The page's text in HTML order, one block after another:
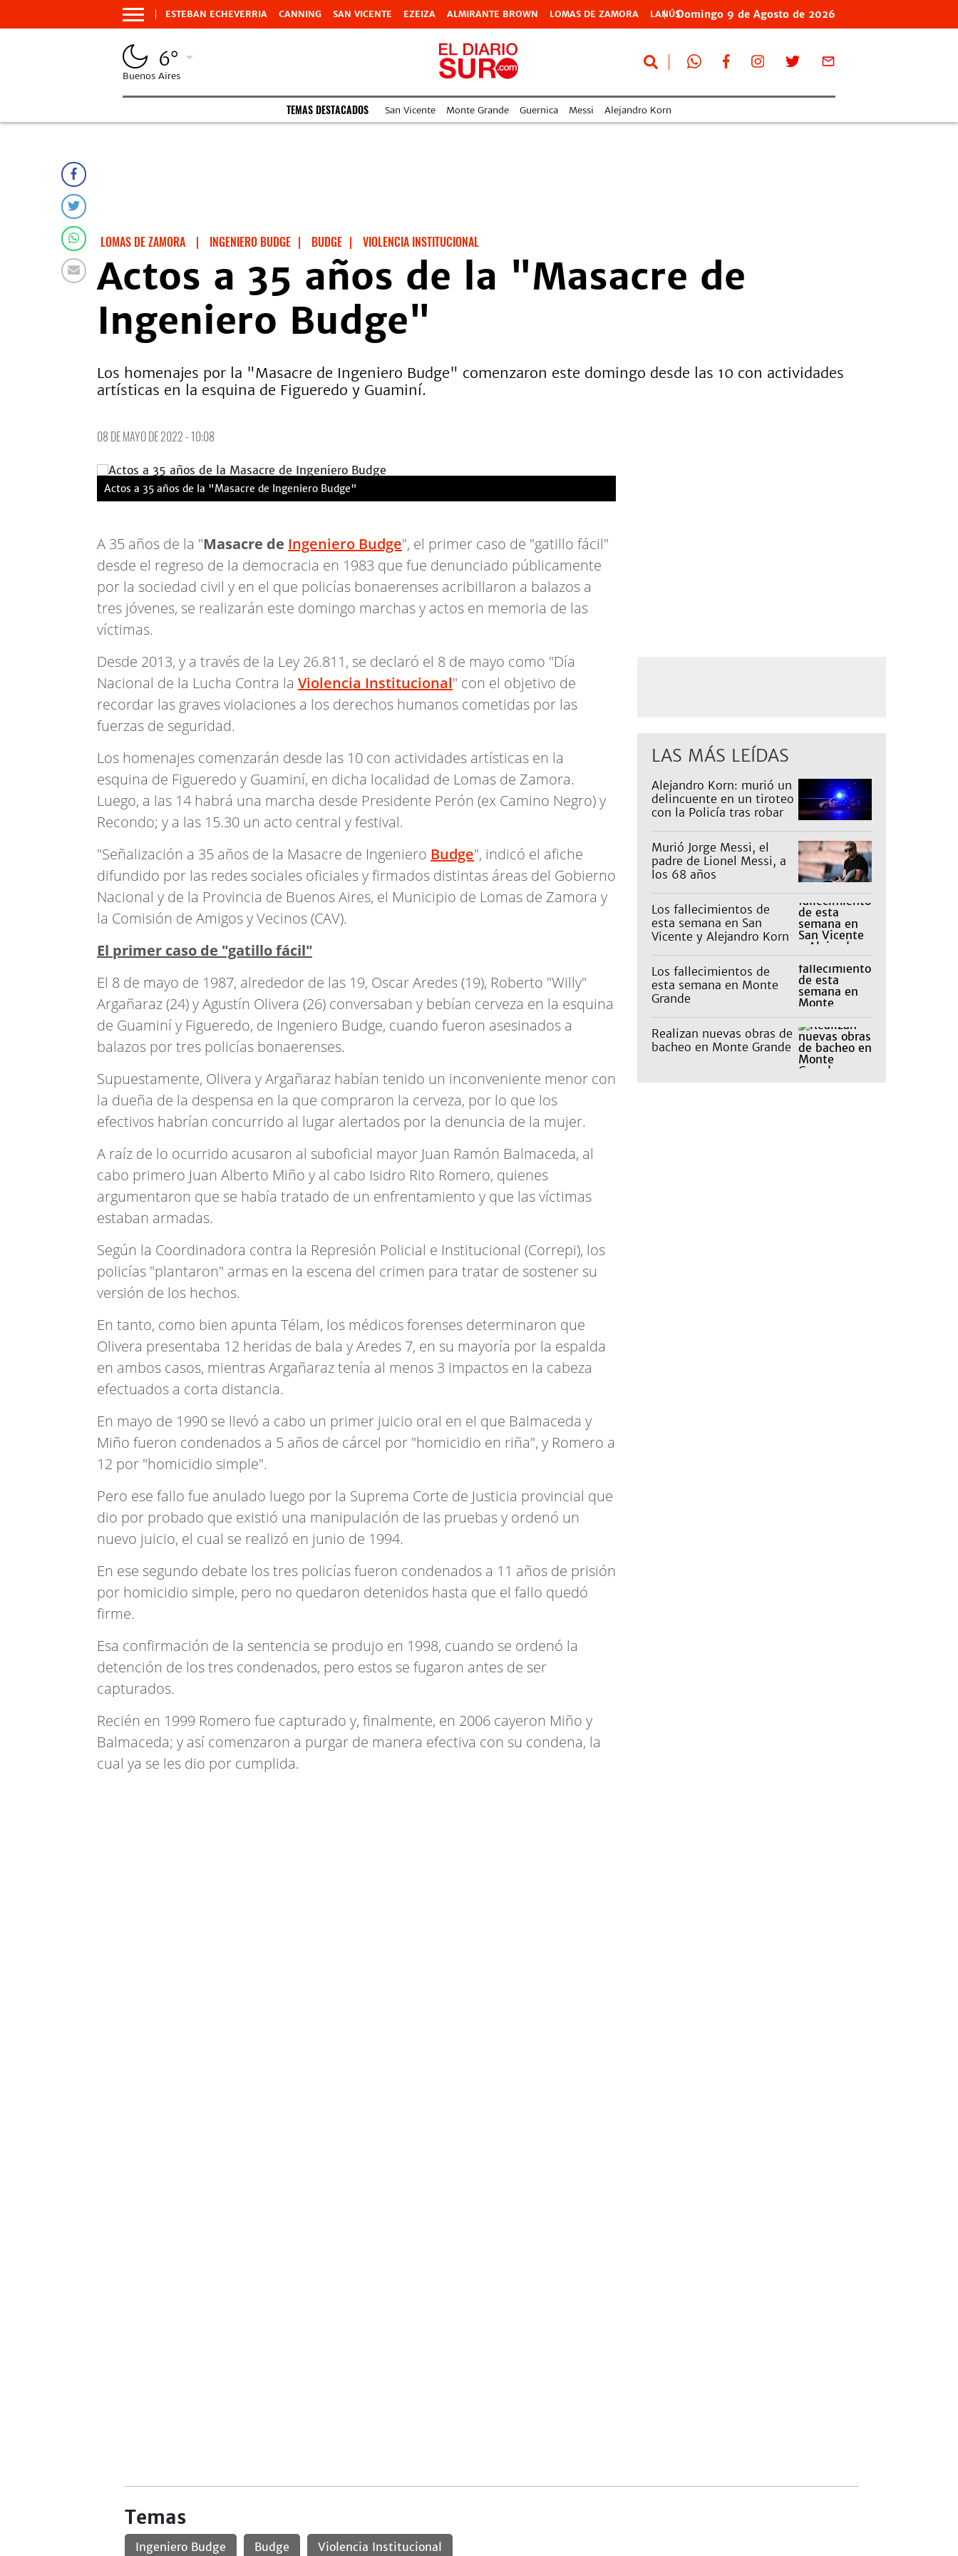
ESTEBAN ECHEVERRIA CANNING SAN VICENTE EZEIZA ALMIRANTE BROWN LOMAS DE ZAMORA LANÚSDomingo 9 de Agosto de 2026
6°
Buenos Aires
TEMAS DESTACADOS San Vicente Monte Grande Guernica Messi Alejandro Korn
LOMAS DE ZAMORA | INGENIERO BUDGE | BUDGE | VIOLENCIA INSTITUCIONAL
Actos a 35 años de la "Masacre de
Ingeniero Budge"
Los homenajes por la "Masacre de Ingeniero Budge" comenzaron este domingo desde las 10 con actividades
artísticas en la esquina de Figueredo y Guaminí.
08 DE MAYO DE 2022 - 10:08
Actos a 35 años de la "Masacre de Ingeniero Budge"
A 35 años de la "Masacre de Ingeniero Budge", el primer caso de "gatillo fácil"
desde el regreso de la democracia en 1983 que fue denunciado públicamente
por la sociedad civil y en el que policías bonaerenses acribillaron a balazos a
tres jóvenes, se realizarán este domingo marchas y actos en memoria de las
víctimas.
Desde 2013, y a través de la Ley 26.811, se declaró el 8 de mayo como "Día
Nacional de la Lucha Contra la Violencia Institucional" con el objetivo de
recordar las graves violaciones a los derechos humanos cometidas por las
fuerzas de seguridad.
Los homenajes comenzarán desde las 10 con actividades artísticas en la
esquina de Figueredo y Guaminí, en dicha localidad de Lomas de Zamora.
Luego, a las 14 habrá una marcha desde Presidente Perón (ex Camino Negro) y
Recondo; y a las 15.30 un acto central y festival.
"Señalización a 35 años de la Masacre de Ingeniero Budge", indicó el afiche
difundido por las redes sociales oficiales y firmados distintas áreas del Gobierno
Nacional y de la Provincia de Buenos Aires, el Municipio de Lomas de Zamora y
la Comisión de Amigos y Vecinos (CAV).
El primer caso de "gatillo fácil"
El 8 de mayo de 1987, alrededor de las 19, Oscar Aredes (19), Roberto "Willy"
Argañaraz (24) y Agustín Olivera (26) conversaban y bebían cerveza en la esquina
de Guaminí y Figueredo, de Ingeniero Budge, cuando fueron asesinados a
balazos por tres policías bonaerenses.
Supuestamente, Olivera y Argañaraz habían tenido un inconveniente menor con
la dueña de la despensa en la que compraron la cerveza, por lo que los
efectivos habrían concurrido al lugar alertados por la denuncia de la mujer.
A raíz de lo ocurrido acusaron al suboficial mayor Juan Ramón Balmaceda, al
cabo primero Juan Alberto Miño y al cabo Isidro Rito Romero, quienes
argumentaron que se había tratado de un enfrentamiento y que las víctimas
estaban armadas.
Según la Coordinadora contra la Represión Policial e Institucional (Correpi), los
policías "plantaron" armas en la escena del crimen para tratar de sostener su
versión de los hechos.
En tanto, como bien apunta Télam, los médicos forenses determinaron que
Olivera presentaba 12 heridas de bala y Aredes 7, en su mayoría por la espalda
en ambos casos, mientras Argañaraz tenía al menos 3 impactos en la cabeza
efectuados a corta distancia.
En mayo de 1990 se llevó a cabo un primer juicio oral en el que Balmaceda y
Miño fueron condenados a 5 años de cárcel por "homicidio en riña", y Romero a
12 por "homicidio simple".
Pero ese fallo fue anulado luego por la Suprema Corte de Justicia provincial que
dio por probado que existió una manipulación de las pruebas y ordenó un
nuevo juicio, el cual se realizó en junio de 1994.
En ese segundo debate los tres policías fueron condenados a 11 años de prisión
por homicidio simple, pero no quedaron detenidos hasta que el fallo quedó
firme.
Esa confirmación de la sentencia se produjo en 1998, cuando se ordenó la
detención de los tres condenados, pero estos se fugaron antes de ser
capturados.
Recién en 1999 Romero fue capturado y, finalmente, en 2006 cayeron Miño y
Balmaceda; y así comenzaron a purgar de manera efectiva con su condena, la
cual ya se les dio por cumplida.
LAS MÁS LEÍDAS
Alejandro Korn: murió un
delincuente en un tiroteo
con la Policía tras robar
Murió Jorge Messi, el
padre de Lionel Messi, a
los 68 años
Los fallecimientos de
esta semana en San
Vicente y Alejandro Korn
Los fallecimientos de
esta semana en Monte
Grande
Realizan nuevas obras de
bacheo en Monte Grande
Temas
Ingeniero Budge Budge Violencia Institucional